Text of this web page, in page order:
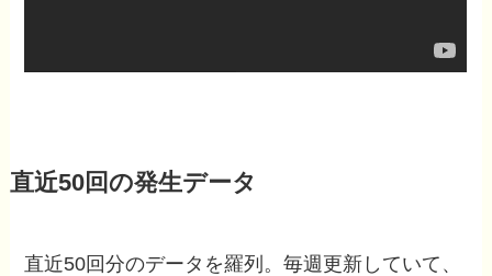
直近50回の発生データ
直近50回分のデータを羅列。毎週更新していて、